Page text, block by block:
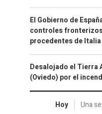
El Gobierno de
controles
procedentes de Italia
Desalojado el Tierra
(Oviedo) por el
Hoy Una